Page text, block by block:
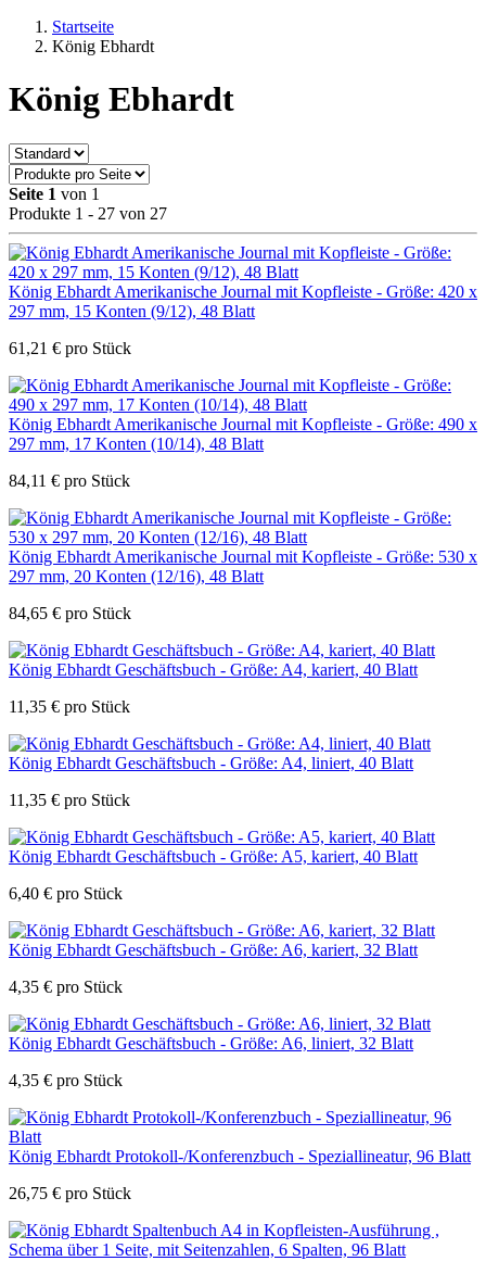
Startseite
König Ebhardt
König Ebhardt
Seite 1 von 1
Produkte 1 - 27 von 27
König Ebhardt Amerikanische Journal mit Kopfleiste - Größe: 420 x
297 mm, 15 Konten (9/12), 48 Blatt
61,21 € pro Stück
König Ebhardt Amerikanische Journal mit Kopfleiste - Größe: 490 x
297 mm, 17 Konten (10/14), 48 Blatt
84,11 € pro Stück
König Ebhardt Amerikanische Journal mit Kopfleiste - Größe: 530 x
297 mm, 20 Konten (12/16), 48 Blatt
84,65 € pro Stück
König Ebhardt Geschäftsbuch - Größe: A4, kariert, 40 Blatt
11,35 € pro Stück
König Ebhardt Geschäftsbuch - Größe: A4, liniert, 40 Blatt
11,35 € pro Stück
König Ebhardt Geschäftsbuch - Größe: A5, kariert, 40 Blatt
6,40 € pro Stück
König Ebhardt Geschäftsbuch - Größe: A6, kariert, 32 Blatt
4,35 € pro Stück
König Ebhardt Geschäftsbuch - Größe: A6, liniert, 32 Blatt
4,35 € pro Stück
König Ebhardt Protokoll-/Konferenzbuch - Speziallineatur, 96 Blatt
26,75 € pro Stück